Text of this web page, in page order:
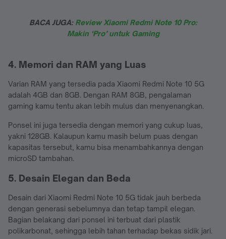
BACA JUGA: Review Xiaomi Redmi Note 10 Pro:
Makin ‘Pro’ untuk Gaming
4. Memori dan RAM yang Luas
Varian RAM yang tersedia pada Xiaomi Redmi Note 10 5G
adalah 4GB dan 8GB. Dengan RAM 8GB, pengalaman
gaming kamu tentu akan lebih mulus dan menyenangkan.
Ponsel ini juga tersedia dengan memori yang cukup luas,
yakni 128GB. Kalaupun kamu masih belum puas dengan
kapasitas tersebut, kamu bisa menambahkannya dengan
microSD tambahan.
5. Desain Elegan dan Beda
Desain dari Xiaomi Redmi Note 10 5G tidak jauh berbeda
dengan generasi sebelumnya dan tetap tampil elegan.
Bagian belakang dari ponsel ini terbuat dari plastik
polikarbonat, sehingga lebih tahan terhadap bekas sidik jari.